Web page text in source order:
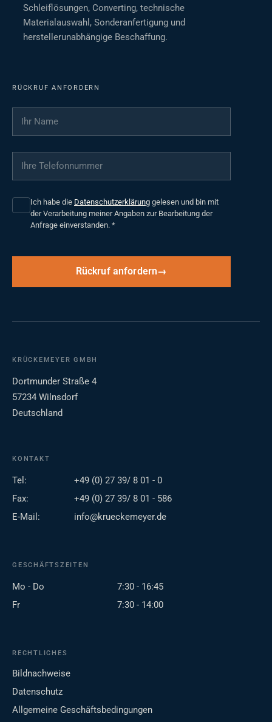
Schleiflösungen, Converting, technische
Materialauswahl, Sonderanfertigung und
herstellerunabhängige Beschaffung.
RÜCKRUF ANFORDERN
Ihr Name
Ihre Telefonnummer
Ich habe die Datenschutzerklärung gelesen und bin mit
der Verarbeitung meiner Angaben zur Bearbeitung der
Anfrage einverstanden. *
Rückruf anfordern
KRÜCKEMEYER GMBH
Dortmunder Straße 4
57234 Wilnsdorf
Deutschland
KONTAKT
Tel:
+49 (0) 27 39/ 8 01 - 0
Fax:
+49 (0) 27 39/ 8 01 - 586
E-Mail:
info@krueckemeyer.de
GESCHÄFTSZEITEN
Mo - Do
7:30 - 16:45
Fr
7:30 - 14:00
RECHTLICHES
Bildnachweise
Datenschutz
Allgemeine Geschäftsbedingungen